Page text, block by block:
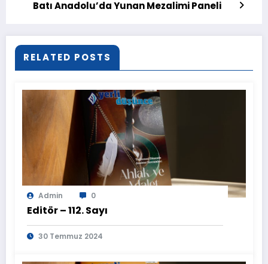
Batı Anadolu’da Yunan Mezalimi Paneli
RELATED POSTS
Admin 0
Editör – 112. Sayı
30 Temmuz 2024